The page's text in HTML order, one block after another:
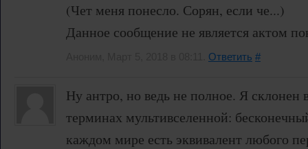
(Чет меня понесло. Сорян, если че...)
Данное сообщение не является актом
Ответить #
Ну антро, но ведь не полное. Я склонен
терминах мультивселенной:
каждом мире есть эквивалент любого